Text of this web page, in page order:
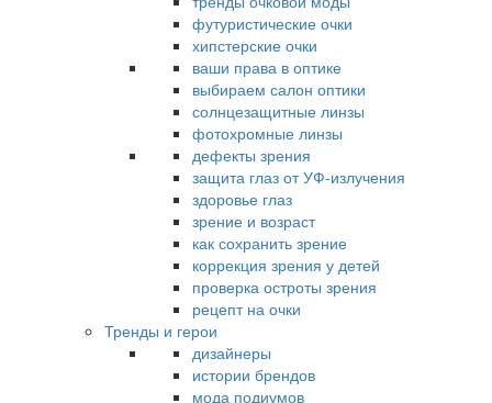
футуристические очки
хипстерские очки
ваши права в оптике
выбираем салон оптики
солнцезащитные линзы
фотохромные линзы
дефекты зрения
защита глаз от УФ-излучения
здоровье глаз
зрение и возраст
как сохранить зрение
коррекция зрения у детей
проверка остроты зрения
рецепт на очки
Тренды и герои
дизайнеры
истории брендов
мода подиумов